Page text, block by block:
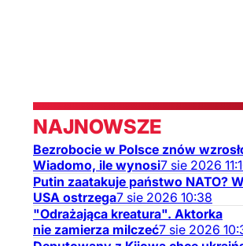
NAJNOWSZE
Bezrobocie w Polsce znów
Wiadomo, ile wynosi7 sie 2026
Putin zaatakuje państwo NATO?
USA ostrzega7 sie 2026 10:38
"Odrażająca kreatura". Aktorka
nie zamierza milczeć7 sie 2026